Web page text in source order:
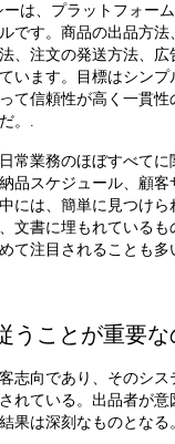
ーは、プラットフォー
です。商品の出品方法
、注文の発送方法、広
います。目標はシン
て信頼性が高く一貫
。.
常業務のほぼすべてに
品スケジュール、顧
には、簡単に見つけら
文書に埋もれているも
て注目されることも多
うことが重要な
志向であり、そのシス
れている。出品者が意
果は深刻なものとなる